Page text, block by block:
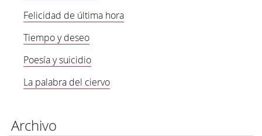
Felicidad de última hora
Tiempo y deseo
Poesía y suicidio
La palabra del ciervo
Archivo